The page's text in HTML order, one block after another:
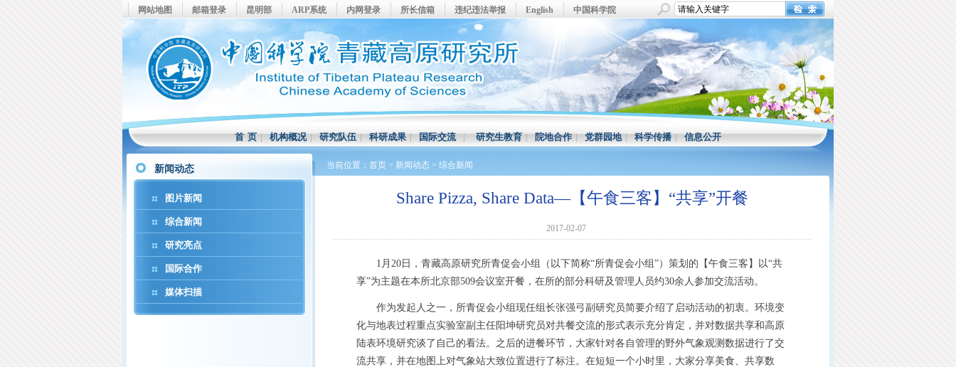
网站地图 邮箱登录 昆明部 ARP系统 内网登录 所长信箱 违纪违法举报 English 中国科学院
首 页|机构概况|研究队伍|科研成果|国际交流|研究生教育|院地合作|党群园地|科学传播|信息公开
新闻动态
图片新闻
综合新闻
研究亮点
国际合作
媒体扫描
当前位置： 首页 > 新闻动态 > 综合新闻
Share Pizza, Share Data—【午食三客】“共享”开餐
2017-02-07
1月20日，青藏高原研究所青促会小组（以下简称“所青促会小组”）策划的【午食三客】以“共
享”为主题在本所北京部509会议室开餐，在所的部分科研及管理人员约30余人参加交流活动。
作为发起人之一，所青促会小组现任组长张强弓副研究员简要介绍了启动活动的初衷。环境变
化与地表过程重点实验室副主任阳坤研究员对共餐交流的形式表示充分肯定，并对数据共享和高原
陆表环境研究谈了自己的看法。之后的进餐环节，大家针对各自管理的野外气象观测数据进行了交
流共享，并在地图上对气象站大致位置进行了标注。在短短一个小时里，大家分享美食、共享数